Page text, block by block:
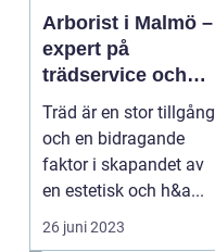
Arborist i Malmö –
expert på
trädservice och
trädvård
Träd är en stor tillgång
och en bidragande
faktor i skapandet av
en estetisk och h&a...
26 juni 2023